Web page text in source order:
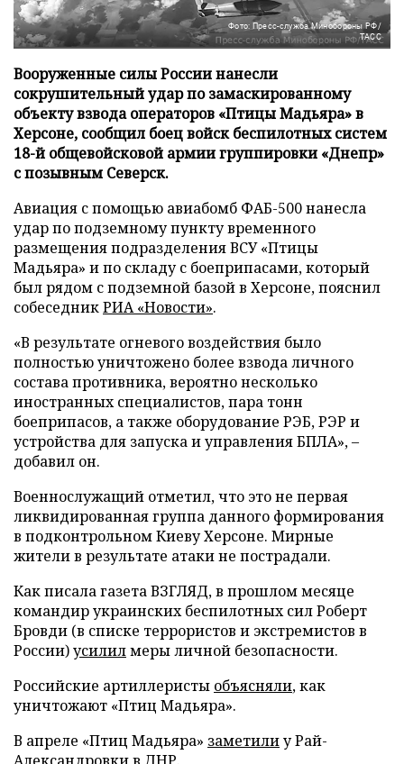
Фото: Пресс-служба Минобороны РФ/
ТАСС
Вооруженные силы России нанесли
сокрушительный удар по замаскированному
объекту взвода операторов «Птицы Мадьяра» в
Херсоне, сообщил боец войск беспилотных систем
18-й общевойсковой армии группировки «Днепр»
с позывным Северск.
Авиация с помощью авиабомб ФАБ-500 нанесла
удар по подземному пункту временного
размещения подразделения ВСУ «Птицы
Мадьяра» и по складу с боеприпасами, который
был рядом с подземной базой в Херсоне, пояснил
собеседникРИА «Новости».
«В результате огневого воздействия было
полностью уничтожено более взвода личного
состава противника, вероятно несколько
иностранных специалистов, пара тонн
боеприпасов, а также оборудование РЭБ, РЭР и
устройства для запуска и управления БПЛА», –
добавил он.
Военнослужащий отметил, что это не первая
ликвидированная группа данного формирования
в подконтрольном Киеву Херсоне. Мирные
жители в результате атаки не пострадали.
Как писала газета ВЗГЛЯД, в прошлом месяце
командир украинских беспилотных сил Роберт
Бровди (в списке террористов и экстремистов в
России)усилилмеры личной безопасности.
Российские артиллеристы объясняли, как
уничтожают «Птиц Мадьяра».
В апреле «Птиц Мадьяра» заметилиу Рай-